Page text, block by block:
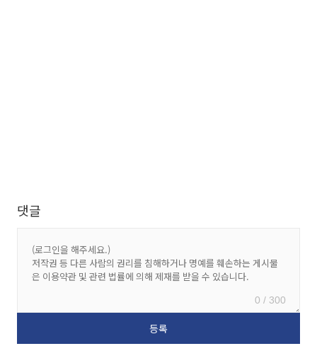
댓글
0 / 300